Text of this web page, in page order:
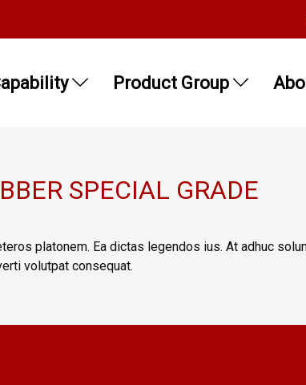
Product Group
SPECIAL GRADE
platonem. Ea dictas legendos ius. At adhuc
volutpat consequat.